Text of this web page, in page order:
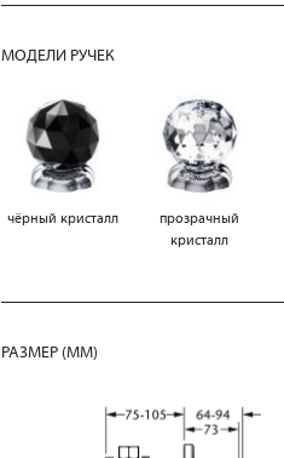
МОДЕЛИ РУЧЕК
чёрный кристалл
прозрачный
кристалл
РАЗМЕР (MM)